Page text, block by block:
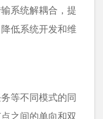
系统解耦合，提
低系统开发和维
等不同模式的同
之间的单向和双